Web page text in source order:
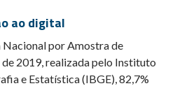
ao digital
Nacional por Amostra de
2019, realizada pelo Instituto
e Estatística (IBGE), 82,7%